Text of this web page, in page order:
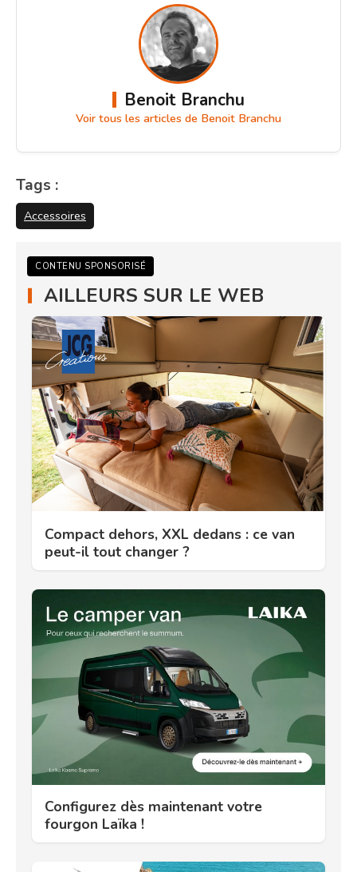
Benoit Branchu
Voir tous les articles de Benoit Branchu
Tags :
Accessoires
CONTENU SPONSORISÉ
AILLEURS SUR LE WEB
Compact dehors, XXL dedans : ce van
peut-il tout changer ?
Configurez dès maintenant votre
fourgon Laïka !